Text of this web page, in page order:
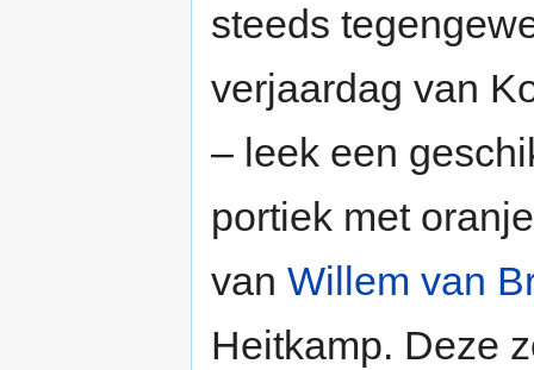
steeds
verjaardag van
– leek een
portiek met
van Willem van
Heitkamp. Deze